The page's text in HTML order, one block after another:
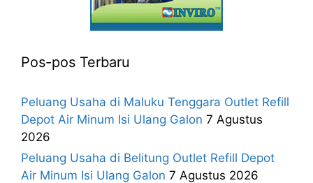
Pos-pos Terbaru
Peluang Usaha di Maluku Tenggara Outlet Refill
Depot Air Minum Isi Ulang Galon 7 Agustus
2026
Peluang Usaha di Belitung Outlet Refill Depot
Air Minum Isi Ulang Galon 7 Agustus 2026